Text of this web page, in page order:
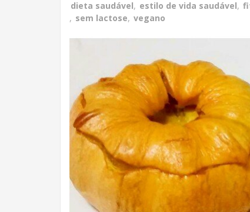
dieta saudável, estilo de vida saudável,
, sem lactose, vegano